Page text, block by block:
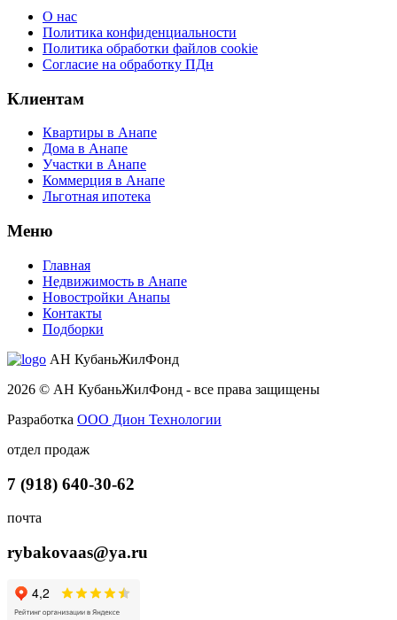
О нас
Политика конфиденциальности
Политика обработки файлов cookie
Согласие на обработку ПДн
Клиентам
Квартиры в Анапе
Дома в Анапе
Участки в Анапе
Коммерция в Анапе
Льготная ипотека
Меню
Главная
Недвижимость в Анапе
Новостройки Анапы
Контакты
Подборки
АН КубаньЖилФонд
2026 © АН КубаньЖилФонд - все права защищены
Разработка ООО Дион Технологии
отдел продаж
7 (918) 640-30-62
почта
rybakovaas@ya.ru